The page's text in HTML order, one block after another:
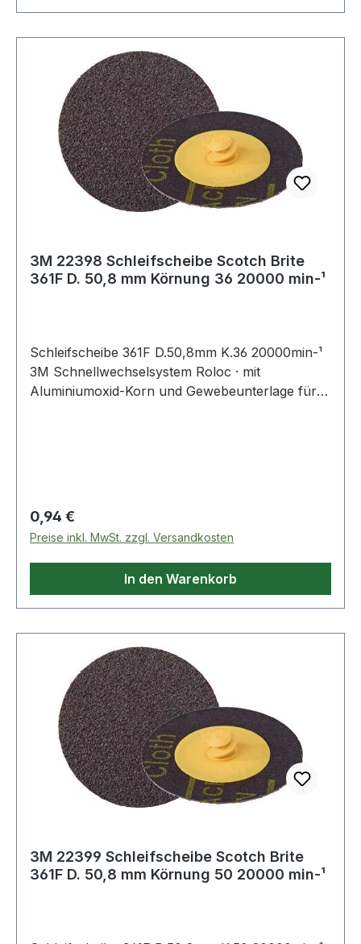
3M 22398 Schleifscheibe Scotch Brite
361F D. 50,8 mm Körnung 36 20000 min-¹
Schleifscheibe 361F D.50,8mm K.36 20000min-¹
3M Schnellwechselsystem Roloc · mit
Aluminiumoxid-Korn und Gewebeunterlage für
Regulärer Preis:
0,94 €
Preise inkl. MwSt. zzgl. Versandkosten
In den Warenkorb
3M 22399 Schleifscheibe Scotch Brite
361F D. 50,8 mm Körnung 50 20000 min-¹